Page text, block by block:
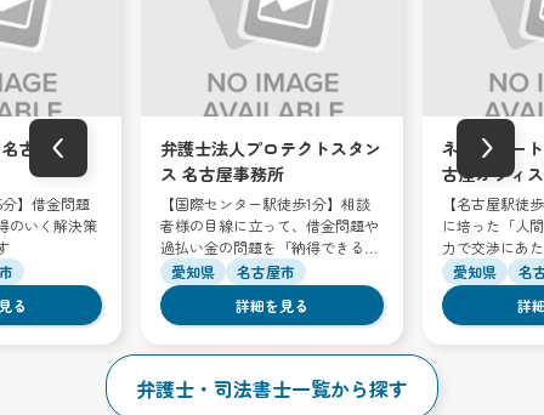
古屋オフ
】借金問題
のいく解決策
る
弁護士法人プロテクトスタン
ス 名古屋事務所
【国際センター駅徒歩1分】相談
者様の目線に立って、借金問題や
過払い金の問題を「納得できる解
決」へと導きます
愛知県
名古屋市
詳細を見る
ネクスパー
古屋オフィス
【名古屋駅徒
に培った「人
力で交渉にあ
愛知県
名
詳
‹ ›
弁護士・司法書士一覧から探す